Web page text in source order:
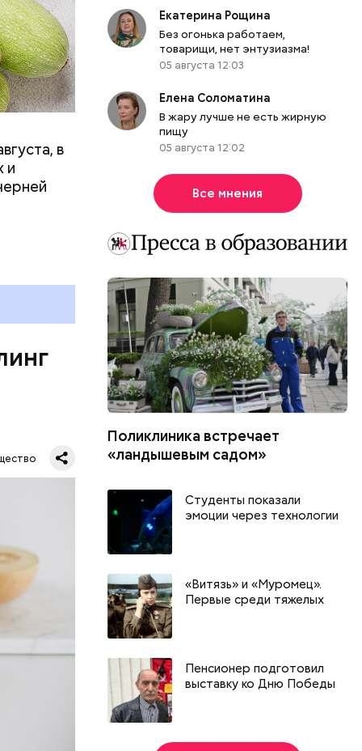
в
и
у
Екатерина Рощина
Без огонька работаем,
товарищи, нет энтузиазма!
05 августа 12:03
Елена Соломатина
В жару лучше не есть жирную
пищу
05 августа 12:02
Все мнения
Поликлиника встречает
«ландышевым садом»
Студенты показали
эмоции через технологии
«Витязь» и «Муромец».
Первые среди тяжелых
Пенсионер подготовил
выставку ко Дню Победы